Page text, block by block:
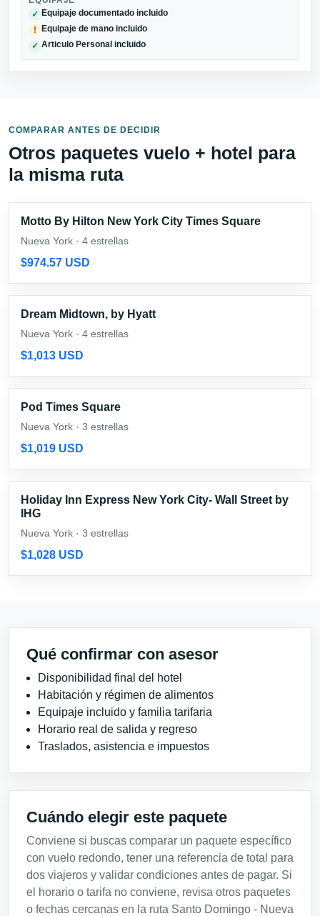
✓ Equipaje documentado incluido
! Equipaje de mano incluido
✓ Articulo Personal incluido
COMPARAR ANTES DE DECIDIR
Otros paquetes vuelo + hotel para
la misma ruta
Motto By Hilton New York City Times Square
Nueva York · 4 estrellas
$974.57 USD
Dream Midtown, by Hyatt
Nueva York · 4 estrellas
$1,013 USD
Pod Times Square
Nueva York · 3 estrellas
$1,019 USD
Holiday Inn Express New York City- Wall Street by
IHG
Nueva York · 3 estrellas
$1,028 USD
Qué confirmar con asesor
Disponibilidad final del hotel
Habitación y régimen de alimentos
Equipaje incluido y familia tarifaria
Horario real de salida y regreso
Traslados, asistencia e impuestos
Cuándo elegir este paquete
Conviene si buscas comparar un paquete específico
con vuelo redondo, tener una referencia de total para
dos viajeros y validar condiciones antes de pagar. Si
el horario o tarifa no conviene, revisa otros paquetes
o fechas cercanas en la ruta Santo Domingo - Nueva